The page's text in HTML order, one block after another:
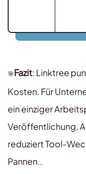
🎯Fazit: Linktree
Kosten. Für
ein einziger
Veröffentlichung,
reduziert Tool-
Pannen..